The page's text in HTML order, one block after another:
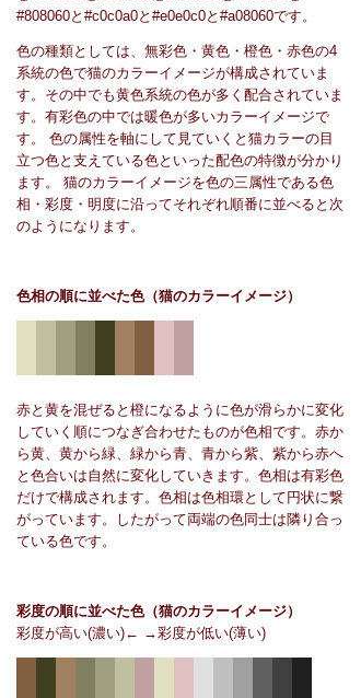
#808060と#c0c0a0と#e0e0c0と#a08060です。
色の種類としては、無彩色・黄色・橙色・赤色の4
系統の色で猫のカラーイメージが構成されていま
す。その中でも黄色系統の色が多く配合されていま
す。有彩色の中では暖色が多いカラーイメージで
す。 色の属性を軸にして見ていくと猫カラーの目
立つ色と支えている色といった配色の特徴が分かり
ます。 猫のカラーイメージを色の三属性である色
相・彩度・明度に沿ってそれぞれ順番に並べると次
のようになります。
色相の順に並べた色（猫のカラーイメージ）
赤と黄を混ぜると橙になるように色が滑らかに変化
していく順につなぎ合わせたものが色相です。赤か
ら黄、黄から緑、緑から青、青から紫、紫から赤へ
と色合いは自然に変化していきます。色相は有彩色
だけで構成されます。色相は色相環として円状に繋
がっています。したがって両端の色同士は隣り合っ
ている色です。
彩度の順に並べた色（猫のカラーイメージ）
彩度が高い(濃い)← →彩度が低い(薄い)